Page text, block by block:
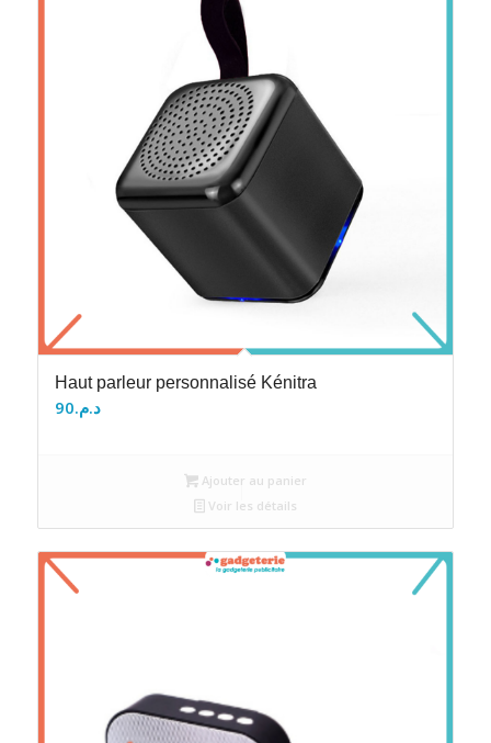
Haut parleur personnalisé Kénitra
د.م.90
Ajouter au panier
Voir les détails